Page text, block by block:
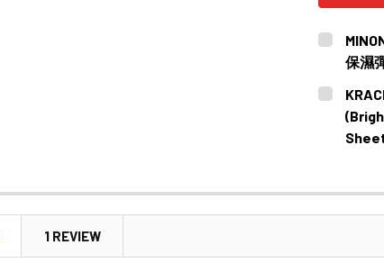
保濕
CURRENT
STOCK:
QUANTITY:
1 REVIEW